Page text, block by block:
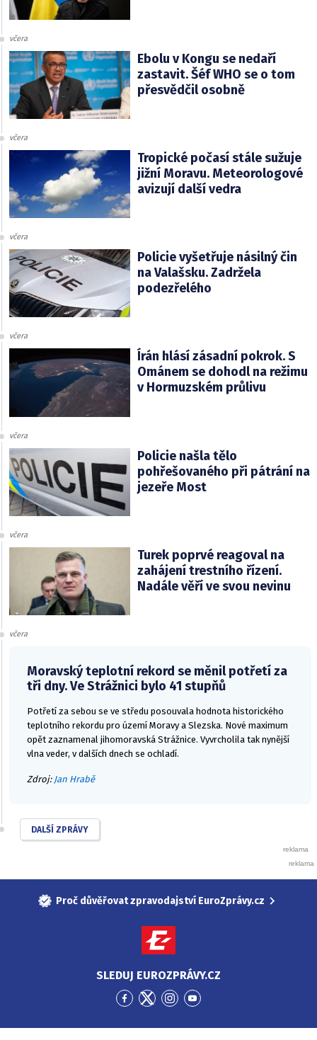
včera
Ebolu v Kongu se nedaří
zastavit. Šéf WHO se o tom
přesvědčil osobně
včera
Tropické počasí stále sužuje
jižní Moravu. Meteorologové
avizují další vedra
včera
Policie vyšetřuje násilný čin
na Valašsku. Zadržela
podezřelého
včera
Írán hlásí zásadní pokrok. S
Ománem se dohodl na režimu
v Hormuzském průlivu
včera
Policie našla tělo
pohřešovaného při pátrání na
jezeře Most
včera
Turek poprvé reagoval na
zahájení trestního řízení.
Nadále věří ve svou nevinu
včera
Moravský teplotní rekord se měnil potřetí za
tři dny. Ve Strážnici bylo 41 stupňů
Potřetí za sebou se ve středu posouvala hodnota historického
teplotního rekordu pro území Moravy a Slezska. Nové maximum
opět zaznamenal jihomoravská Strážnice. Vyvrcholila tak nynější
vlna veder, v dalších dnech se ochladí.
Zdroj: Jan Hrabě
DALŠÍ ZPRÁVY
Proč důvěřovat zpravodajství EuroZprávy.cz
SLEDUJ EUROZPRÁVY.CZ
Přejít
Facebook
Přejít
Twitter
Přejít
Instagram
Přejít
YouTube